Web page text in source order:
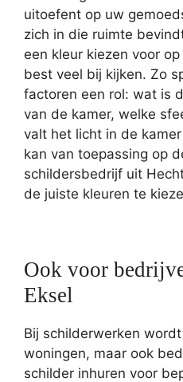
uitoefent op uw
zich in die ruimte
een kleur kiezen voor
best veel bij kijken. Zo
factoren een rol: wat is
van de kamer, welke
valt het licht in de
kan van toepassing op
schildersbedrijf uit
de juiste kleuren te
Ook voor
Eksel
Bij schilderwerken
woningen, maar ook
schilder inhuren voor